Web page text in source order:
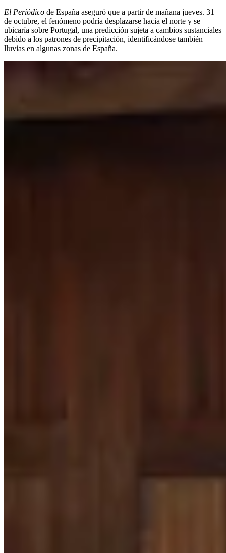
El Periódico de España aseguró que a partir de mañana jueves. 31
de octubre, el fenómeno podría desplazarse hacia el norte y se
ubicaría sobre Portugal, una predicción sujeta a cambios sustanciales
debido a los patrones de precipitación, identificándose también
lluvias en algunas zonas de España.